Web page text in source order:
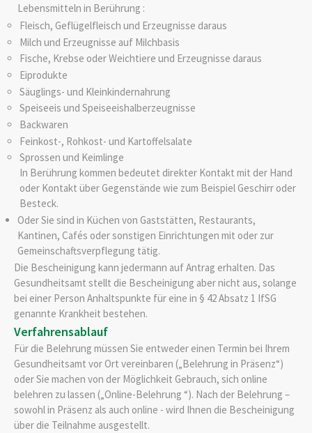
Lebensmitteln in Berührung :
Fleisch, Geflügelfleisch und Erzeugnisse daraus
Milch und Erzeugnisse auf Milchbasis
Fische, Krebse oder Weichtiere und Erzeugnisse daraus
Eiprodukte
Säuglings- und Kleinkindernahrung
Speiseeis und Speiseeishalberzeugnisse
Backwaren
Feinkost-, Rohkost- und Kartoffelsalate
Sprossen und Keimlinge
In Berührung kommen bedeutet direkter Kontakt mit der Hand
oder Kontakt über Gegenstände wie zum Beispiel Geschirr oder
Besteck.
Oder Sie sind in Küchen von Gaststätten, Restaurants,
Kantinen, Cafés oder sonstigen Einrichtungen mit oder zur
Gemeinschaftsverpflegung tätig.
Die Bescheinigung kann jedermann auf Antrag erhalten. Das
Gesundheitsamt stellt die Bescheinigung aber nicht aus, solange
bei einer Person Anhaltspunkte für eine in § 42 Absatz 1 IfSG
genannte Krankheit bestehen.
Verfahrensablauf
Für die Belehrung müssen Sie entweder einen Termin bei Ihrem
Gesundheitsamt vor Ort vereinbaren („Belehrung in Präsenz“)
oder Sie machen von der Möglichkeit Gebrauch, sich online
belehren zu lassen („Online-Belehrung “). Nach der Belehrung –
sowohl in Präsenz als auch online - wird Ihnen die Bescheinigung
über die Teilnahme ausgestellt.